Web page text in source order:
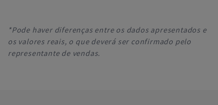
*Pode haver diferenças entre os dados apresentados e
os valores reais, o que deverá ser confirmado pelo
representante de vendas.